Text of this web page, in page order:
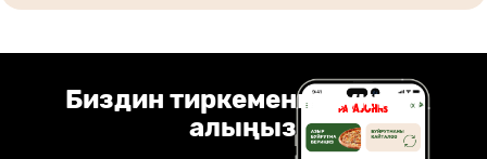
Биздин тиркемени жүктөп
алыңыз